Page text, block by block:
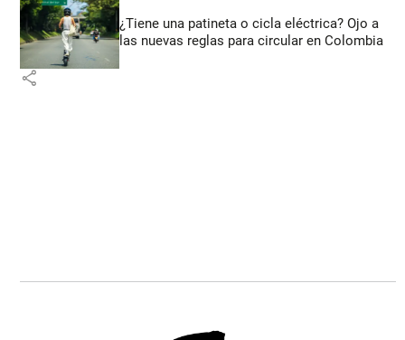
¿Tiene una patineta o cicla eléctrica? Ojo a
las nuevas reglas para circular en Colombia
share